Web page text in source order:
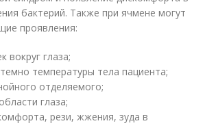
бактерий. Также при ячмене могут
проявления:
вокруг глаза;
температуры тела пациента;
отделяемого;
глаза;
рези, жжения, зуда в